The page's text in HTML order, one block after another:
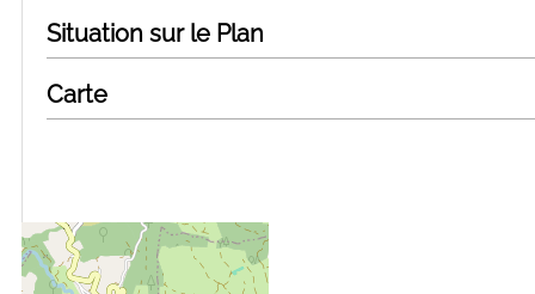
Situation sur le Plan
Carte